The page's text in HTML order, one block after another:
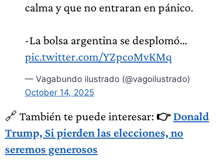
calma y que no entraran en pánico.
-La bolsa argentina se desplomó...
pic.twitter.com/YZpcoMvKMq
— Vagabundo ilustrado (@vagoilustrado)
October 14, 2025
🔗 También te puede interesar: 👉 Donald
Trump, Si pierden las elecciones, no
seremos generosos